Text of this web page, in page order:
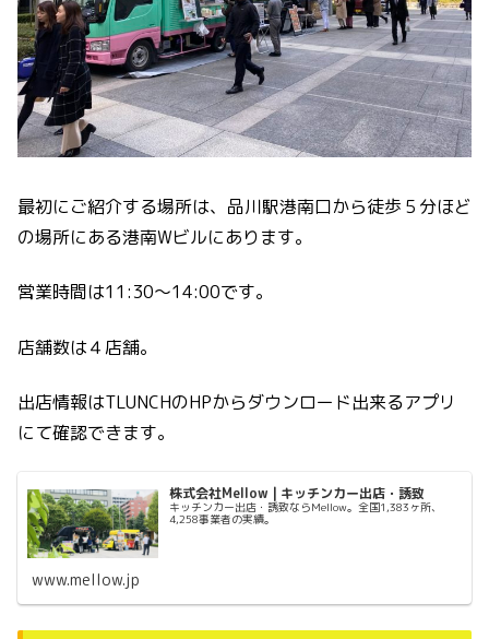
最初にご紹介する場所は、品川駅港南口から徒歩５分ほど
の場所にある港南Wビルにあります。
営業時間は11:30〜14:00です。
店舗数は４店舗。
出店情報はTLUNCHのHPからダウンロード出来るアプリ
にて確認できます。
株式会社Mellow | キッチンカー出店・誘致
キッチンカー出店・誘致ならMellow。全国1,383ヶ所、
4,258事業者の実績。
www.mellow.jp